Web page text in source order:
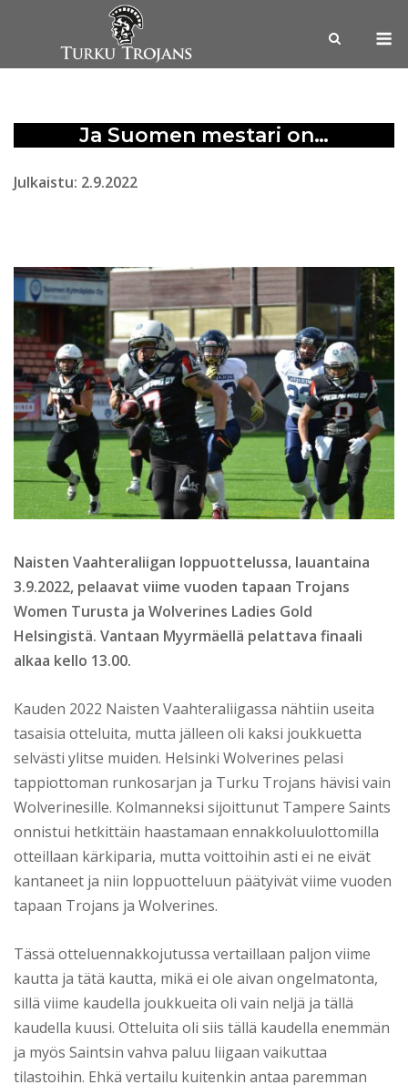
Ja Suomen mestari on…
Julkaistu: 2.9.2022
Naisten Vaahteraliigan loppuottelussa, lauantaina
3.9.2022, pelaavat viime vuoden tapaan Trojans
Women Turusta ja Wolverines Ladies Gold
Helsingistä. Vantaan Myyrmäellä pelattava finaali
alkaa kello 13.00.
Kauden 2022 Naisten Vaahteraliigassa nähtiin useita
tasaisia otteluita, mutta jälleen oli kaksi joukkuetta
selvästi ylitse muiden. Helsinki Wolverines pelasi
tappiottoman runkosarjan ja Turku Trojans hävisi vain
Wolverinesille. Kolmanneksi sijoittunut Tampere Saints
onnistui hetkittäin haastamaan ennakkoluulottomilla
otteillaan kärkiparia, mutta voittoihin asti ei ne eivät
kantaneet ja niin loppuotteluun päätyivät viime vuoden
tapaan Trojans ja Wolverines.
Tässä otteluennakkojutussa vertaillaan paljon viime
kautta ja tätä kautta, mikä ei ole aivan ongelmatonta,
sillä viime kaudella joukkueita oli vain neljä ja tällä
kaudella kuusi. Otteluita oli siis tällä kaudella enemmän
ja myös Saintsin vahva paluu liigaan vaikuttaa
tilastoihin. Ehkä vertailu kuitenkin antaa paremman